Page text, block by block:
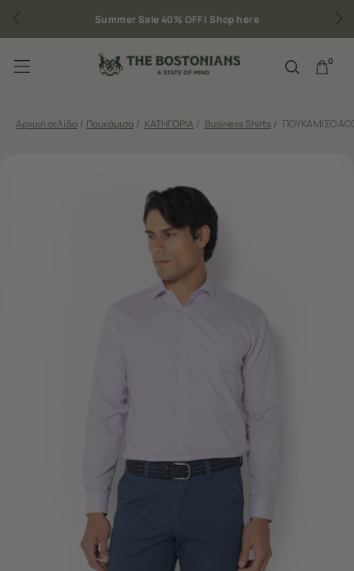
Δωρεάν μεταφορικά για παραγγελίες άνω των 50€
0
Αρχική σελίδα / Πουκάμισα / ΚΑΤΗΓΟΡΙΑ / Business Shirts / ΠΟΥΚΑΜΙΣΟ